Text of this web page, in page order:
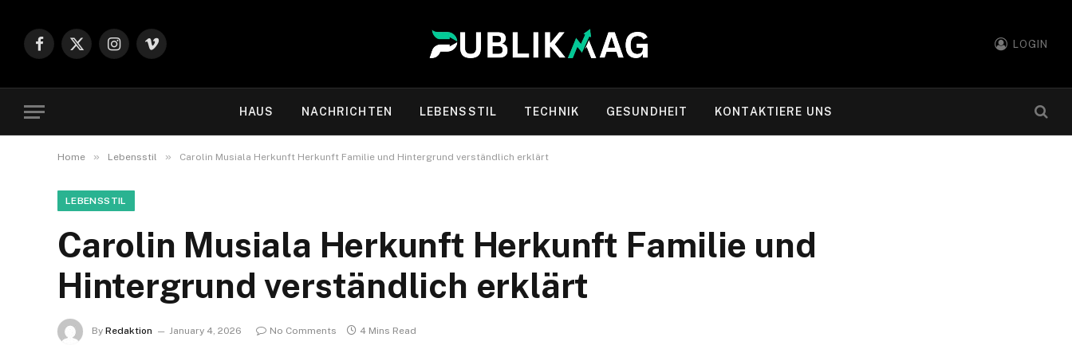
Facebook
X
Instagram
Vimeo
LOGIN
HAUS NACHRICHTEN LEBENSSTIL TECHNIK GESUNDHEIT KONTAKTIERE UNS
Home » Lebensstil » Carolin Musiala Herkunft Herkunft Familie und Hintergrund verständlich erklärt
LEBENSSTIL
Carolin Musiala Herkunft Herkunft Familie und
Hintergrund verständlich erklärt
By Redaktion January 4, 2026 No Comments 4 Mins Read